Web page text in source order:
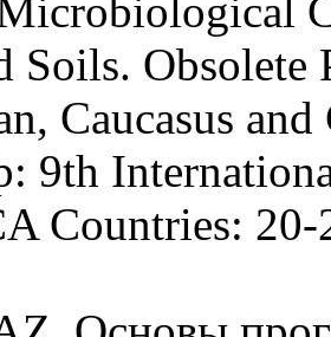
Soils. Obsolete
Caucasus
9th
Countries: